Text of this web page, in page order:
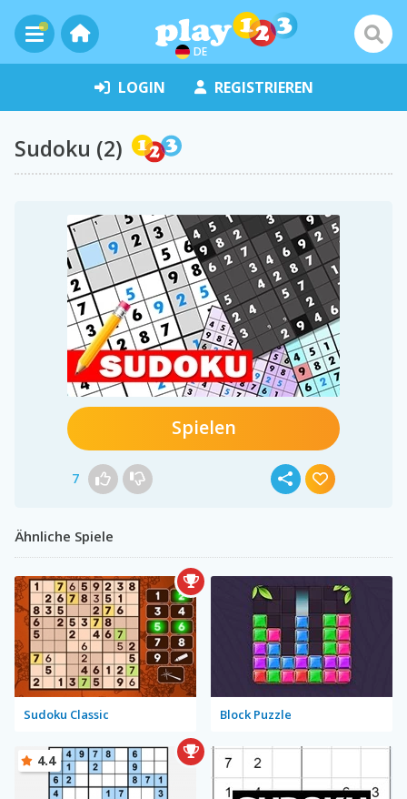
DE
LOGIN REGISTRIEREN
Sudoku (2)
Spielen
7
Ähnliche Spiele
Sudoku Classic Block Puzzle
4.4